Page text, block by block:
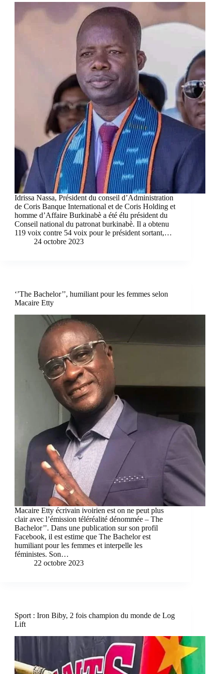
Idrissa Nassa, Président du conseil d’Administration
de Coris Banque International et de Coris Holding et
homme d’Affaire Burkinabè a été élu président du
Conseil national du patronat burkinabè. Il a obtenu
119 voix contre 54 voix pour le président sortant,…
24 octobre 2023
‘’The Bachelor’’, humiliant pour les femmes selon
Macaire Etty
Macaire Etty écrivain ivoirien est on ne peut plus
clair avec l’émission téléréalité dénommée – The
Bachelor’’. Dans une publication sur son profil
Facebook, il est estime que The Bachelor est
humiliant pour les femmes et interpelle les
féministes. Son…
22 octobre 2023
Sport : Iron Biby, 2 fois champion du monde de Log
Lift